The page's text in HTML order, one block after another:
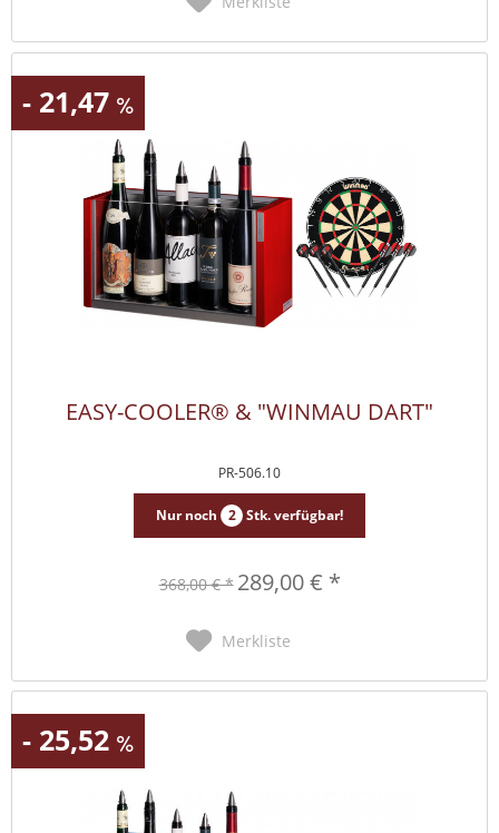
- 21,47
EASY-COOLER® & "WINMAU DART"
PR-506.10
Nur noch 2 Stk. verfügbar!
368,00 € * 289,00 € *
Merkliste
- 25,52